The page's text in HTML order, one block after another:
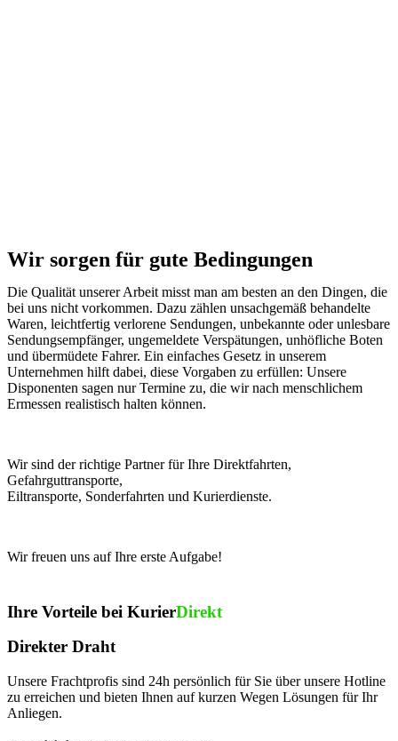
Wir sorgen für gute Bedingungen
Die Qualität unserer Arbeit misst man am besten an den Dingen, die
bei uns nicht vorkommen. Dazu zählen unsachgemäß behandelte
Waren, leichtfertig verlorene Sendungen, unbekannte oder unlesbare
Sendungsempfänger, ungemeldete Verspätungen, unhöfliche Boten
und übermüdete Fahrer. Ein einfaches Gesetz in unserem
Unternehmen hilft dabei, diese Vorgaben zu erfüllen: Unsere
Disponenten sagen nur Termine zu, die wir nach menschlichem
Ermessen realistisch halten können.
Wir sind der richtige Partner für Ihre Direktfahrten,
Gefahrguttransporte,
Eiltransporte, Sonderfahrten und Kurierdienste.
Wir freuen uns auf Ihre erste Aufgabe!
Ihre Vorteile bei KurierDirekt
Direkter Draht
Unsere Frachtprofis sind 24h persönlich für Sie über unsere Hotline
zu erreichen und bieten Ihnen auf kurzen Wegen Lösungen für Ihr
Anliegen.